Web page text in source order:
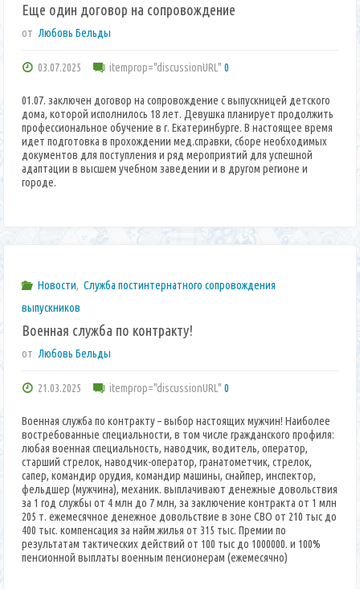
Еще один договор на сопровождение
от Любовь Бельды
03.07.2025 itemprop="discussionURL" 0
01.07. заключен договор на сопровождение с выпускницей детского
дома, которой исполнилось 18 лет. Девушка планирует продолжить
профессиональное обучение в г. Екатеринбурге. В настоящее время
идет подготовка в прохождении мед.справки, сборе необходимых
документов для поступления и ряд мероприятий для успешной
адаптации в высшем учебном заведении и в другом регионе и
городе.
Новости, Служба постинтернатного сопровождения
выпускников
Военная служба по контракту!
от Любовь Бельды
21.03.2025 itemprop="discussionURL" 0
Военная служба по контракту – выбор настоящих мужчин! Наиболее
востребованные специальности, в том числе гражданского профиля:
любая военная специальность, наводчик, водитель, оператор,
старший стрелок, наводчик-оператор, гранатометчик, стрелок,
сапер, командир орудия, командир машины, снайпер, инспектор,
фельдшер (мужчина), механик. выплачивают денежные довольствия
за 1 год службы от 4 млн до 7 млн, за заключение контракта от 1 млн
205 т. ежемесячное денежное довольствие в зоне СВО от 210 тыс до
400 тыс. компенсация за найм жилья от 315 тыс. Премии по
результатам тактических действий от 100 тыс до 1000000. и 100%
пенсионной выплаты военным пенсионерам (ежемесячно)